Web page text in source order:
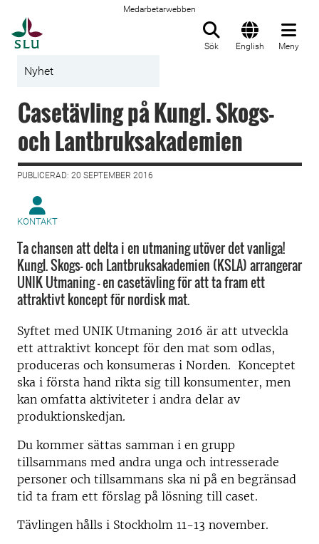
Medarbetarwebben
Sök English Meny
Nyhet
Casetävling på Kungl. Skogs-
och Lantbruksakademien
PUBLICERAD: 20 SEPTEMBER 2016
KONTAKT
Ta chansen att delta i en utmaning utöver det vanliga!
Kungl. Skogs- och Lantbruksakademien (KSLA) arrangerar
UNIK Utmaning - en casetävling för att ta fram ett
attraktivt koncept för nordisk mat.
Syftet med UNIK Utmaning 2016 är att utveckla
ett attraktivt koncept för den mat som odlas,
produceras och konsumeras i Norden. Konceptet
ska i första hand rikta sig till konsumenter, men
kan omfatta aktiviteter i andra delar av
produktionskedjan.
Du kommer sättas samman i en grupp
tillsammans med andra unga och intresserade
personer och tillsammans ska ni på en begränsad
tid ta fram ett förslag på lösning till caset.
Tävlingen hålls i Stockholm 11-13 november.